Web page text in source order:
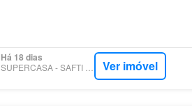
Há 18 dias
Ver imóvel